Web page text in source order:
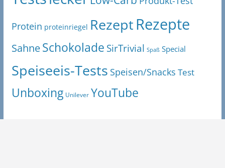
Protein proteinriegel RezeptRezepte
SahneSchokolade SirTrivial Spaß Special
Speiseeis-Tests Speisen/Snacks Test
Unboxing Unilever YouTube